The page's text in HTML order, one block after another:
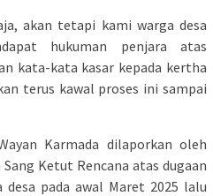
akan tetapi kami warga desa
hukuman penjara atas
kata-kata kasar kepada kertha
terus kawal proses ini sampai
Karmada dilaporkan oleh
Ketut Rencana atas dugaan
pada awal Maret 2025 lalu